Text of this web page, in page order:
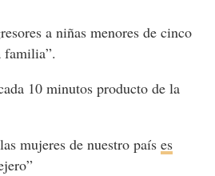
a niñas menores de cinco
familia”.
10 minutos producto de la
mujeres de nuestro país es